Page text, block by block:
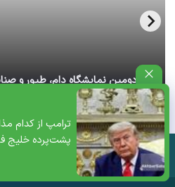
ترامپ از کدام
پشت‌پرده خلیج
آغاز دومین نمایشگاه دام، طیور و
تهران+ ویدئو